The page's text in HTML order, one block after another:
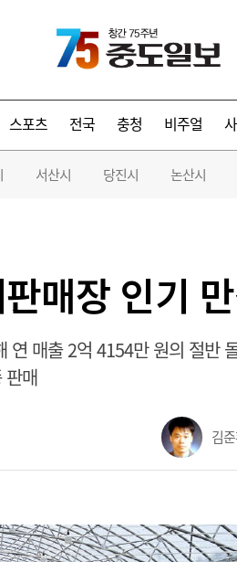
스포츠 전국 충청 비주얼
서산시 당진시 논산시
매장 인기
연 매출 2억 4154만 원의 절반
판매
김